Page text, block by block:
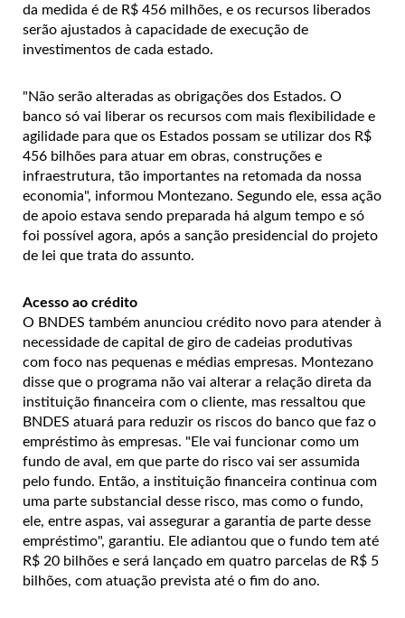
da medida é de R$ 456 milhões, e os recursos liberados
serão ajustados à capacidade de execução de
investimentos de cada estado.
"Não serão alteradas as obrigações dos Estados. O
banco só vai liberar os recursos com mais flexibilidade e
agilidade para que os Estados possam se utilizar dos R$
456 bilhões para atuar em obras, construções e
infraestrutura, tão importantes na retomada da nossa
economia", informou Montezano. Segundo ele, essa ação
de apoio estava sendo preparada há algum tempo e só
foi possível agora, após a sanção presidencial do projeto
de lei que trata do assunto.
Acesso ao crédito
O BNDES também anunciou crédito novo para atender à
necessidade de capital de giro de cadeias produtivas
com foco nas pequenas e médias empresas. Montezano
disse que o programa não vai alterar a relação direta da
instituição financeira com o cliente, mas ressaltou que
BNDES atuará para reduzir os riscos do banco que faz o
empréstimo às empresas. "Ele vai funcionar como um
fundo de aval, em que parte do risco vai ser assumida
pelo fundo. Então, a instituição financeira continua com
uma parte substancial desse risco, mas como o fundo,
ele, entre aspas, vai assegurar a garantia de parte desse
empréstimo", garantiu. Ele adiantou que o fundo tem até
R$ 20 bilhões e será lançado em quatro parcelas de R$ 5
bilhões, com atuação prevista até o fim do ano.